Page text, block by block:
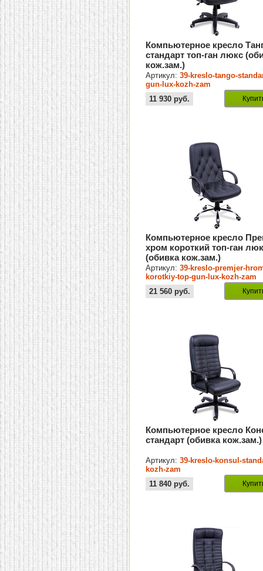
Компьютерное кресло
стандарт топ-ган люкс
кож.зам.)
Артикул:39-kreslo-tango-
gun-lux-kozh-zam
11 930 руб.
Компьютерное кресло
хром короткий топ-ган
(обивка кож.зам.)
Артикул:39-kreslo-premjer-
korotkiy-top-gun-lux-kozh-zam
21 560 руб.
Компьютерное кресло
стандарт (обивка кож.зам.)
Артикул:39-kreslo-konsul-
kozh-zam
11 840 руб.